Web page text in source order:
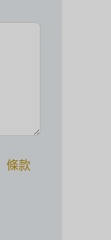
條款